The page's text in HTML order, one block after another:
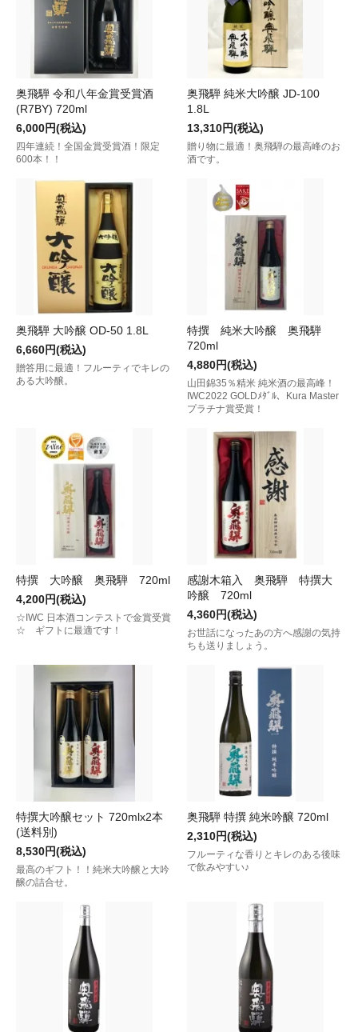
奥飛騨 令和八年金賞受賞酒
(R7BY) 720ml
6,000円(税込)
四年連続！全国金賞受賞酒！限定
600本！！
奥飛騨 純米大吟醸 JD-100
1.8L
13,310円(税込)
贈り物に最適！奥飛騨の最高峰のお
酒です。
奥飛騨 大吟醸 OD-50 1.8L
6,660円(税込)
贈答用に最適！フルーティでキレの
ある大吟醸。
特撰 純米大吟醸 奥飛騨
720ml
4,880円(税込)
山田錦35％精米 純米酒の最高峰！
IWC2022 GOLDﾒﾀﾞﾙ、Kura Master
プラチナ賞受賞！
特撰 大吟醸 奥飛騨 720ml
4,200円(税込)
☆IWC 日本酒コンテストで金賞受賞
☆ ギフトに最適です！
感謝木箱入 奥飛騨 特撰大
吟醸 720ml
4,360円(税込)
お世話になったあの方へ感謝の気持
ちも送りましょう。
特撰大吟醸セット 720mlx2本
(送料別)
8,530円(税込)
最高のギフト！！純米大吟醸と大吟
醸の詰合せ。
奥飛騨 特撰 純米吟醸 720ml
2,310円(税込)
フルーティな香りとキレのある後味
で飲みやすい♪